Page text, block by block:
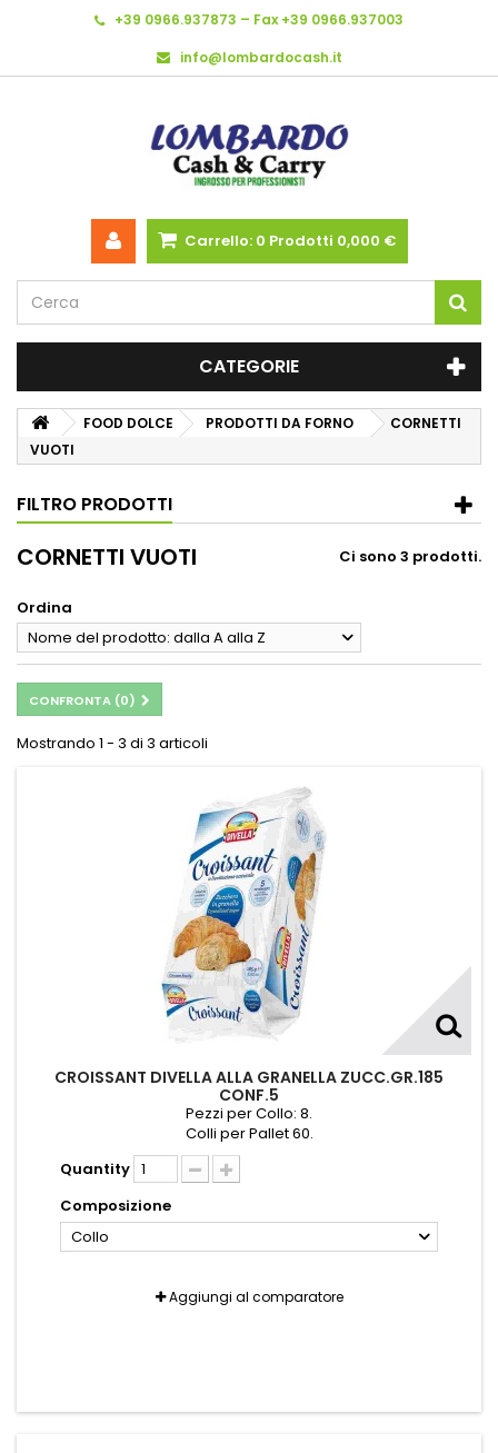
+39 0966.937873 – Fax +39 0966.937003
info@lombardocash.it
Carrello: 0 Prodotti 0,000 €
CATEGORIE
FOOD DOLCE PRODOTTI DA FORNO
CORNETTI
VUOTI
FILTRO PRODOTTI
CORNETTI VUOTI Ci sono 3 prodotti.
Ordina
Nome del prodotto: dalla A alla Z
CONFRONTA (0)
Mostrando 1 - 3 di 3 articoli
CROISSANT DIVELLA ALLA GRANELLA ZUCC.GR.185
CONF.5
Pezzi per Collo: 8.
Colli per Pallet 60.
Quantity
Composizione
Collo
Aggiungi al comparatore